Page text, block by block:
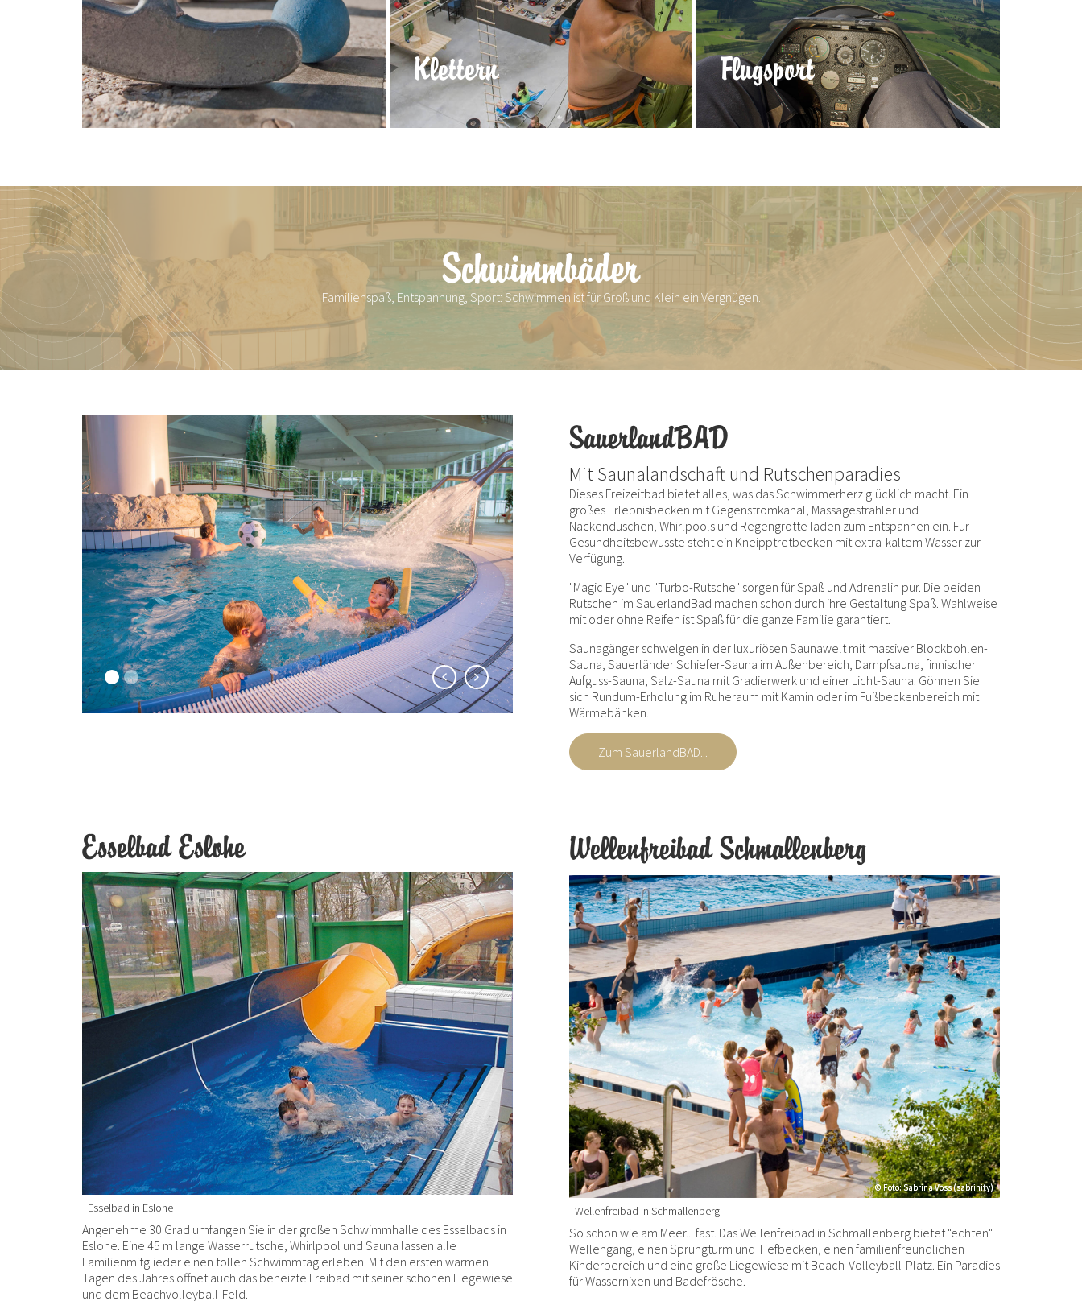
Klettern Flugsport
Schwimmbäder
Familienspaß, Entspannung, Sport: Schwimmen ist für Groß und Klein ein Vergnügen.
SauerlandBAD
Mit Saunalandschaft und Rutschenparadies
Dieses Freizeitbad bietet alles, was das Schwimmerherz glücklich macht. Ein
großes Erlebnisbecken mit Gegenstromkanal, Massagestrahler und
Nackenduschen, Whirlpools und Regengrotte laden zum Entspannen ein. Für
Gesundheitsbewusste steht ein Kneipptretbecken mit extra-kaltem Wasser zur
Verfügung.
"Magic Eye" und "Turbo-Rutsche" sorgen für Spaß und Adrenalin pur. Die beiden
Rutschen im SauerlandBad machen schon durch ihre Gestaltung Spaß. Wahlweise
mit oder ohne Reifen ist Spaß für die ganze Familie garantiert.
Saunagänger schwelgen in der luxuriösen Saunawelt mit massiver Blockbohlen-
Sauna, Sauerländer Schiefer-Sauna im Außenbereich, Dampfsauna, finnischer
Aufguss-Sauna, Salz-Sauna mit Gradierwerk und einer Licht-Sauna. Gönnen Sie
sich Rundum-Erholung im Ruheraum mit Kamin oder im Fußbeckenbereich mit
Wärmebänken.
Zum SauerlandBAD...
Esselbad Eslohe
Esselbad in Eslohe
Angenehme 30 Grad umfangen Sie in der großen Schwimmhalle des Esselbads in
Eslohe. Eine 45 m lange Wasserrutsche, Whirlpool und Sauna lassen alle
Familienmitglieder einen tollen Schwimmtag erleben. Mit den ersten warmen
Tagen des Jahres öffnet auch das beheizte Freibad mit seiner schönen Liegewiese
und dem Beachvolleyball-Feld.
Wellenfreibad Schmallenberg
© Foto: Sabrina Voss (sabrinity)
© Foto: Sabrina Voss (sabrinity)
Wellenfreibad in Schmallenberg
So schön wie am Meer... fast. Das Wellenfreibad in Schmallenberg bietet "echten"
Wellengang, einen Sprungturm und Tiefbecken, einen familienfreundlichen
Kinderbereich und eine große Liegewiese mit Beach-Volleyball-Platz. Ein Paradies
für Wassernixen und Badefrösche.